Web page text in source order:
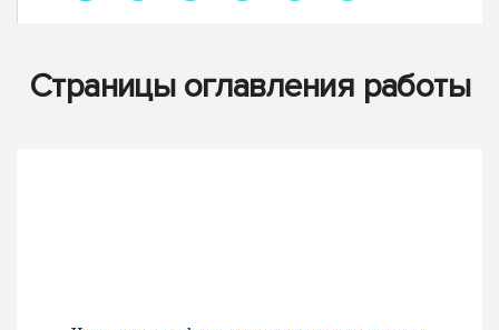
Страницы оглавления работы